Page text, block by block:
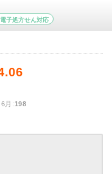
電子処方せん対応
:198